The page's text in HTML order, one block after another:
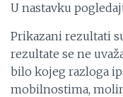
U nastavku
Prikazani rezultati
rezultate se ne
bilo kojeg razloga
mobilnostima,